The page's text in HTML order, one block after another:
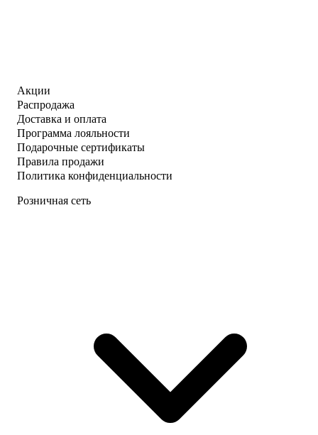
Акции
Распродажа
Доставка и оплата
Программа лояльности
Подарочные сертификаты
Правила продажи
Политика конфиденциальности
Розничная сеть